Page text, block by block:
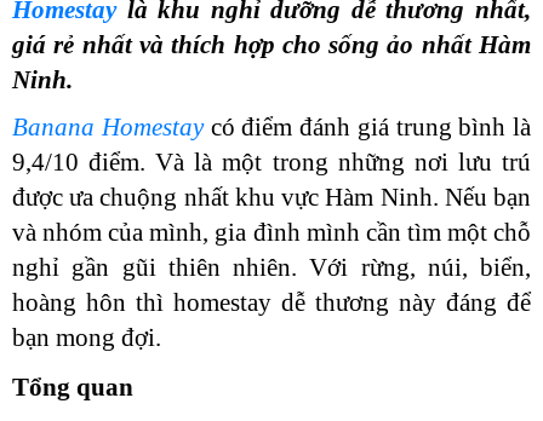
Homestaylà khu nghỉ dưỡng dễ thương nhất,
giá rẻ nhất và thích hợp cho sống ảo nhất Hàm
Ninh.
Banana Homestay có điểm đánh giá trung bình là
9,4/10 điểm. Và là một trong những nơi lưu trú
được ưa chuộng nhất khu vực Hàm Ninh. Nếu bạn
và nhóm của mình, gia đình mình cần tìm một chỗ
nghỉ gần gũi thiên nhiên. Với rừng, núi, biển,
hoàng hôn thì homestay dễ thương này đáng để
bạn mong đợi.
Tổng quan